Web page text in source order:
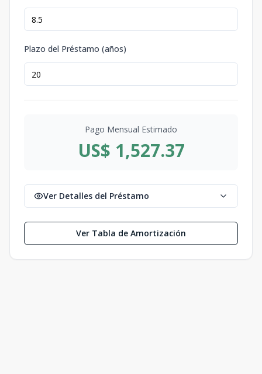
Plazo del Préstamo (años)
Pago Mensual Estimado
US$ 1,527.37
Ver Detalles del Préstamo
Ver Tabla de Amortización